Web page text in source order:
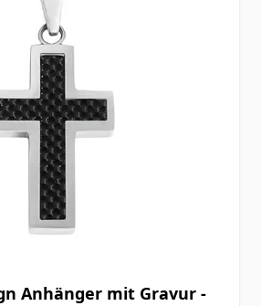
Anhänger mit Gravur -